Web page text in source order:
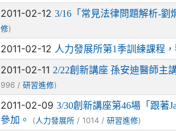
2011-02-123/16「常見法律問題解析-劉
修)
2011-02-12 人力發展所第1季訓練課程
2011-02-112/22創新講座 孫安迪醫師主
996 /研習進修)
2011-02-093/30創新講座第46場「跟著
參加。
( 人力發展所 / 1014 /研習進修)